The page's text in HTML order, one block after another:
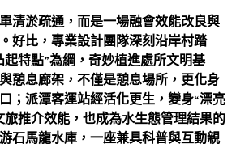
清淤疏通，而是一場融會效能改良與
好比，專業設計團隊深刻沿岸村踏
特點”為綱，奇妙植進處所文明基
憩息廊架，不僅是憩息場所，更化身
；派潭客運站經活化更生，變身“漂亮
旅推介效能，也成為水生態管理結果的
石馬龍水庫，一座兼具科普與互動親